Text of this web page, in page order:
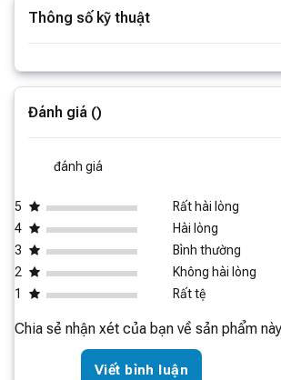
Thông số kỹ thuật
Đánh giá ()
đánh giá
5
Rất hài lòng
4
Hài lòng
3
Bình thường
2
Không hài lòng
1
Rất tệ
Chia sẻ nhận xét của bạn về sản phẩm này
Viết bình luận